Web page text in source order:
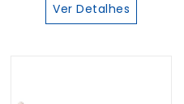
Ver Detalhes